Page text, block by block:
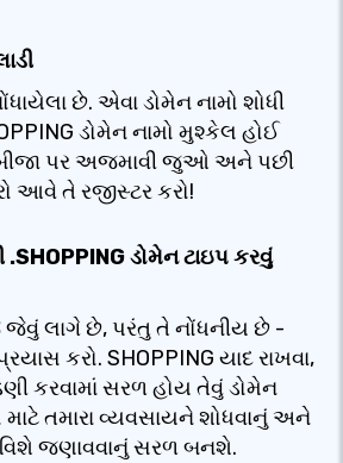
છે. એવા ડોમેન નામો શોધી
ડોમેન નામો મુશ્કેલ હોઈ
પર અજમાવી જુઓ અને પછી
આવે તે રજીસ્ટર કરો!
.SHOPPING ડોમેન ટાઇપ કરવું
લાગે છે, પરંતુ તે નોંધનીય છે -
કરો. SHOPPING યાદ રાખવા,
કરવામાં સરળ હોય તેવું ડોમેન
તમારા વ્યવસાયને શોધવાનું અને
જણાવવાનું સરળ બનશે.